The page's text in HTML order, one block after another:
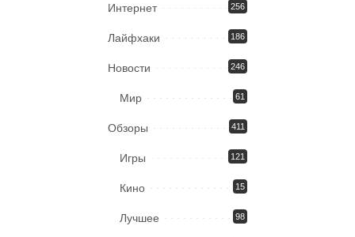
Интернет 256
Лайфхаки 186
Новости 246
Мир 61
Обзоры 411
Игры 121
Кино 15
Лучшее 98